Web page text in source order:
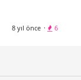
8 yıl önce · 6